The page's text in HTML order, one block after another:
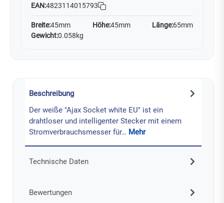
EAN:4823114015793
Breite:45mm Höhe:45mm Länge:65mm
Gewicht:0.058kg
Beschreibung
Der weiße "Ajax Socket white EU" ist ein
drahtloser und intelligenter Stecker mit einem
Stromverbrauchsmesser für… Mehr
Technische Daten
Bewertungen